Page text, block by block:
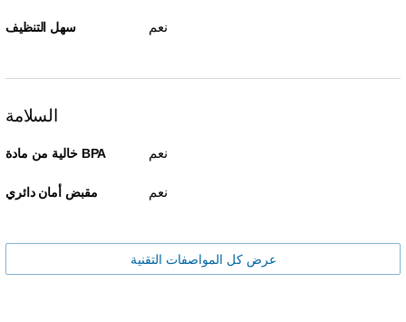
سهل التنظيف نعم
السلامة
خالية من مادة BPA نعم
مقبض أمان دائري نعم
عرض كل المواصفات التقنية